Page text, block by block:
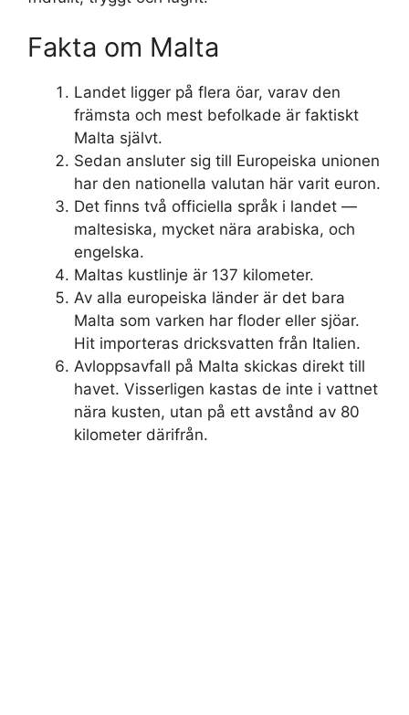
Fakta om Malta
Landet ligger på flera öar, varav den
främsta och mest befolkade är faktiskt
Malta självt.
Sedan ansluter sig till Europeiska unionen
har den nationella valutan här varit euron.
Det finns två officiella språk i landet —
maltesiska, mycket nära arabiska, och
engelska.
Maltas kustlinje är 137 kilometer.
Av alla europeiska länder är det bara
Malta som varken har floder eller sjöar.
Hit importeras dricksvatten från Italien.
Avloppsavfall på Malta skickas direkt till
havet. Visserligen kastas de inte i vattnet
nära kusten, utan på ett avstånd av 80
kilometer därifrån.